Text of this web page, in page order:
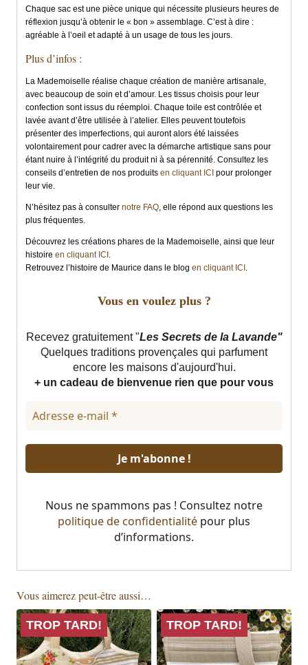
Chaque sac est une pièce unique qui nécessite plusieurs heures de
réflexion jusqu’à obtenir le « bon » assemblage. C’est à dire :
agréable à l’oeil et adapté à un usage de tous les jours.
Plus d’infos :
La Mademoiselle réalise chaque création de manière artisanale,
avec beaucoup de soin et d’amour. Les tissus choisis pour leur
confection sont issus du réemploi. Chaque toile est contrôlée et
lavée avant d’être utilisée à l’atelier. Elles peuvent toutefois
présenter des imperfections, qui auront alors été laissées
volontairement pour cadrer avec la démarche artistique sans pour
étant nuire à l’intégrité du produit ni à sa pérennité. Consultez les
conseils d’entretien de nos produits en cliquant ICI pour prolonger
leur vie.
N’hésitez pas à consulter notre FAQ, elle répond aux questions les
plus fréquentes.
Découvrez les créations phares de la Mademoiselle, ainsi que leur
histoire en cliquant ICI .
Retrouvez l’histoire de Maurice dans le blog en cliquant ICI .
Vous en voulez plus ?
Recevez gratuitement "Les Secrets de la Lavande"
Quelques traditions provençales qui parfument
encore les maisons d'aujourd'hui.
+ un cadeau de bienvenue rien que pour vous
Nous ne spammons pas ! Consultez notre
politique de confidentialité pour plus
d’informations.
Vous aimerez peut-être aussi…
TROP TARD! TROP TARD!